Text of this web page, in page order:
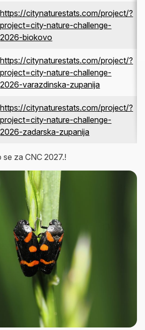
https://citynaturestats.com/project/?
project=city-nature-challenge-
2026-biokovo
https://citynaturestats.com/project/?
project=city-nature-challenge-
2026-varazdinska-zupanija
https://citynaturestats.com/project/?
project=city-nature-challenge-
2026-zadarska-zupanija
se za CNC 2027.!